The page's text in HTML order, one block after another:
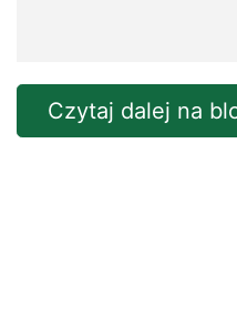
Czytaj dalej na